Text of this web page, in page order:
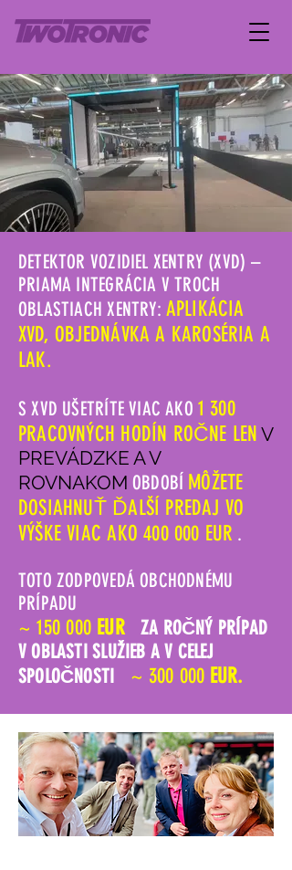
DETEKTOR VOZIDIEL XENTRY (XVD) –
PRIAMA INTEGRÁCIA V TROCH
OBLASTIACH XENTRY: APLIKÁCIA
XVD, OBJEDNÁVKA A KAROSÉRIA A
LAK.
S XVD UŠETRÍTE VIAC AKO 1 300
PRACOVNÝCH HODÍN ROČNE LEN V
PREVÁDZKE A V
ROVNAKOM OBDOBÍ MÔŽETE
DOSIAHNUŤ ĎALŠÍ PREDAJ VO
VÝŠKE VIAC AKO 400 000 EUR .
TOTO ZODPOVEDÁ OBCHODNÉMU
PRÍPADU
~ 150 000 EUR
ZA ROČNÝ PRÍPAD
V OBLASTI SLUŽIEB A V CELEJ
SPOLOČNOSTI
~ 300 000 EUR.